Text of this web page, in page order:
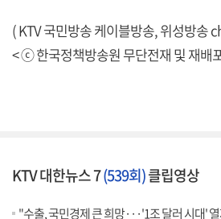
( KTV 국민방송 케이블방송, 위성방송
< ⓒ 한국정책방송원 무단전재 및 재배
KTV 대한뉴스 7(539회)클립영상
"수출, 국민경제 큰 희망···'1조 달러 시대'